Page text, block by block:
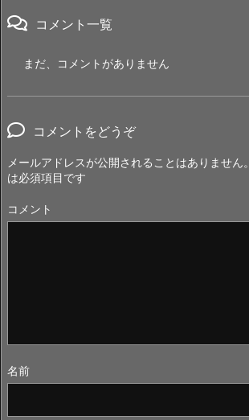
コメント一覧
まだ、コメントがありません
コメントをどうぞ
メールアドレスが公開されることはありません。
は必須項目です
コメント
名前